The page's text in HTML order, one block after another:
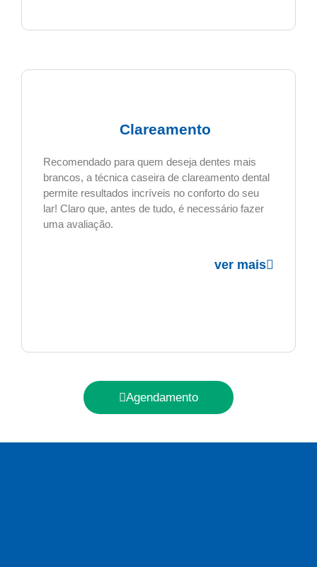
Clareamento
Recomendado para quem deseja dentes mais
brancos, a técnica caseira de clareamento dental
permite resultados incríveis no conforto do seu
lar! Claro que, antes de tudo, é necessário fazer
uma avaliação.
ver mais
Agendamento